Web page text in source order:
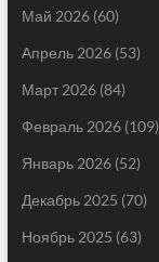
Май 2026(60)
Апрель 2026(53)
Март 2026(84)
Февраль 2026(109)
Январь 2026(52)
Декабрь 2025 (70)
Ноябрь 2025 (63)